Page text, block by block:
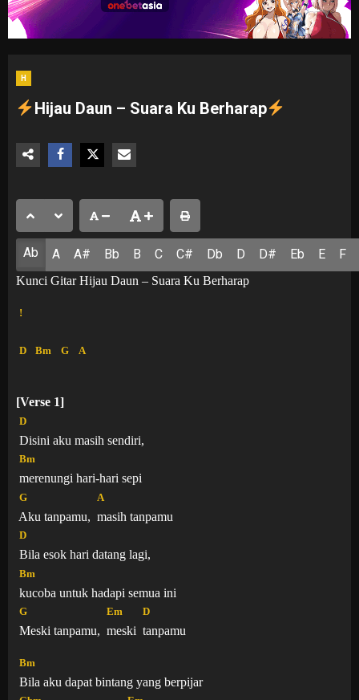
H
Hijau Daun – Suara Ku Berharap
Ab A A# Bb B C C# Db D D# Eb E F
Kunci Gitar Hijau Daun – Suara Ku Berharap
!
D Bm G A
[Verse 1]
D
Disini aku masih sendiri,
Bm
merenungi hari-hari sepi
G
Aku tanpamu,
A
masih tanpamu
D
Bila esok hari datang lagi,
Bm
kucoba untuk hadapi semua ini
G
Meski tanpamu,
Em
meski
D
tanpamu
Bm
Bila aku dapat bintang yang berpijar